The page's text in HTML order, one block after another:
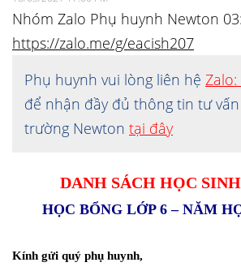
Nhóm Zalo Phụ huynh Newton 03:
https://zalo.me/g/eacish207
Phụ huynh vui lòng liên hệ
để nhận đầy đủ thông tin tư
trường Newton tại đây
DANH SÁCH HỌC
HỌC BỔNG LỚP 6 – NĂM
Kính gửi quý phụ huynh,